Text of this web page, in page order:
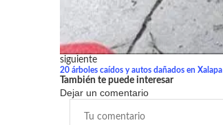
siguiente
20 árboles caídos y autos dañados en Xalapa
También te puede interesar
Dejar un comentario